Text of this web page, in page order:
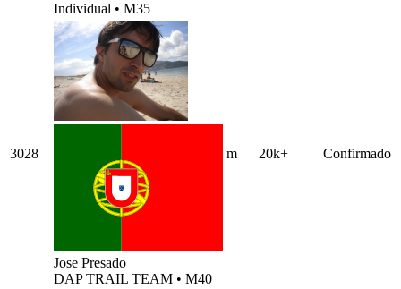
Individual • M35
3028
Jose Presado
DAP TRAIL TEAM • M40
m 20k+ Confirmado